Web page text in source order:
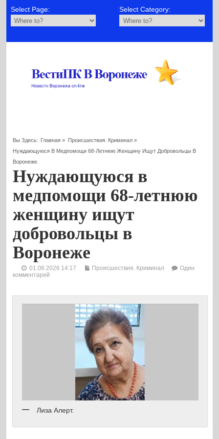
Select Page: Select Category:
Вы Здесь: Главная » Происшествия. Криминал»
Нуждающуюся В Медпомощи 68-Летнюю Женщину Ищут Добровольцы В
Воронеже
Нуждающуюся в
медпомощи 68-летнюю
женщину ищут
добровольцы в
Воронеже
01.06.2026 14:17 Происшествия. Криминал
Один
комментарий
Лиза Алерт.